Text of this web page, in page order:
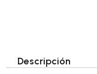
Descripción